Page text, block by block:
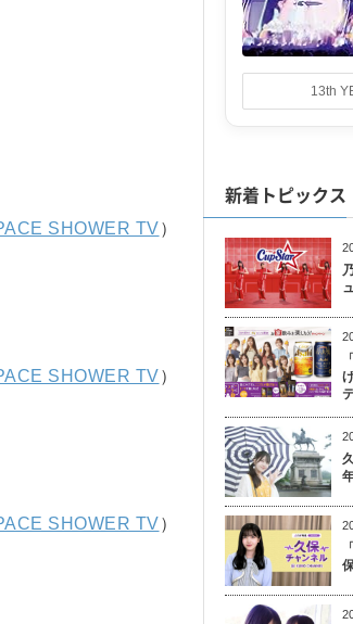
SHOWER TV）
SHOWER TV）
SHOWER TV）
13th
新着トピックス